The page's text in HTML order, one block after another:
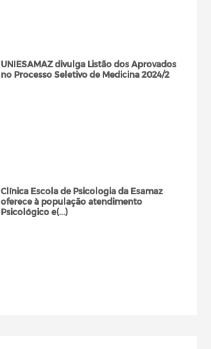
UNIESAMAZ divulga Listão dos Aprovados
no Processo Seletivo de Medicina 2024/2
Clínica Escola de Psicologia da Esamaz
oferece à população atendimento
Psicológico e(...)